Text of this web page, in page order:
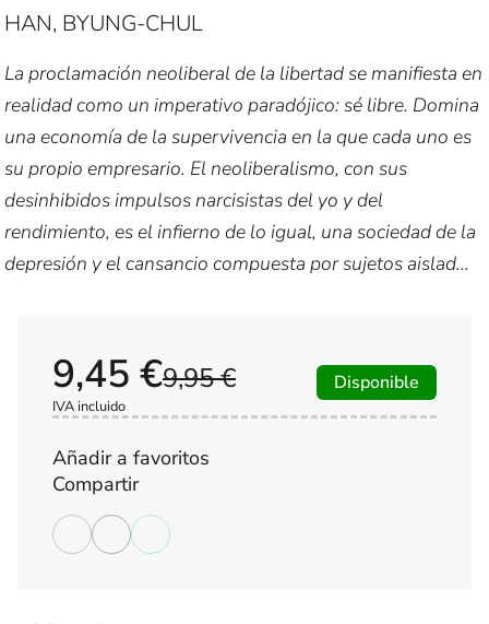
HAN, BYUNG-CHUL
La proclamación neoliberal de la libertad se manifiesta en
realidad como un imperativo paradójico: sé libre. Domina
una economía de la supervivencia en la que cada uno es
su propio empresario. El neoliberalismo, con sus
desinhibidos impulsos narcisistas del yo y del
rendimiento, es el infierno de lo igual, una sociedad de la
depresión y el cansancio compuesta por sujetos aislad...
9,95 €
9,45 €
IVA incluido
Disponible
Añadir a favoritos
Compartir